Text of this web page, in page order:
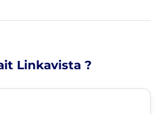
Linkavista ?